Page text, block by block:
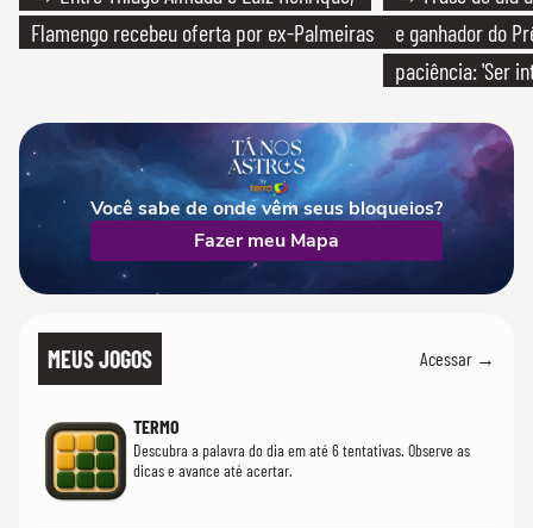
Flamengo recebeu oferta por ex-Palmeiras
e ganhador do
paciência: 'Ser
Você sabe de onde vêm seus bloqueios?
Fazer meu Mapa
MEUS JOGOS Acessar →
TERMO
Descubra a palavra do dia em até 6 tentativas. Observe as
dicas e avance até acertar.